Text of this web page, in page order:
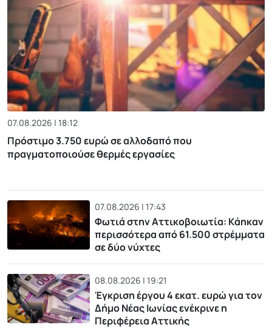
07.08.2026 | 18:12
Πρόστιμο 3.750 ευρώ σε αλλοδαπό που
πραγματοποιούσε θερμές εργασίες
07.08.2026 | 17:43
Φωτιά στην Αττικοβοιωτία: Kάηκαν
περισσότερα από 61.500 στρέμματα
σε δύο νύχτες
08.08.2026 | 19:21
Έγκριση έργου 4 εκατ. ευρώ για τον
Δήμο Νέας Ιωνίας ενέκρινε η
Περιφέρεια Αττικής